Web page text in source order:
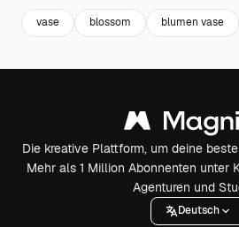
vase blossom blumen vase
Die kreative Plattform, um deine
Mehr als 1 Million Abonnenten unter
Agenturen und
Deutsch